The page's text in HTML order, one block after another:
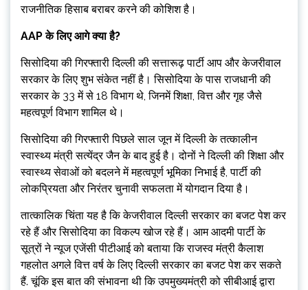
राजनीतिक हिसाब बराबर करने की कोशिश है।
AAP के लिए आगे क्या है?
सिसोदिया की गिरफ्तारी दिल्ली की सत्तारूढ़ पार्टी आप और केजरीवाल
सरकार के लिए शुभ संकेत नहीं है। सिसोदिया के पास राजधानी की
सरकार के 33 में से 18 विभाग थे, जिनमें शिक्षा, वित्त और गृह जैसे
महत्वपूर्ण विभाग शामिल थे।
सिसोदिया की गिरफ्तारी पिछले साल जून में दिल्ली के तत्कालीन
स्वास्थ्य मंत्री सत्येंद्र जैन के बाद हुई है। दोनों ने दिल्ली की शिक्षा और
स्वास्थ्य सेवाओं को बदलने में महत्वपूर्ण भूमिका निभाई है, पार्टी की
लोकप्रियता और निरंतर चुनावी सफलता में योगदान दिया है।
तात्कालिक चिंता यह है कि केजरीवाल दिल्ली सरकार का बजट पेश कर
रहे हैं और सिसोदिया का विकल्प खोज रहे हैं। आम आदमी पार्टी के
सूत्रों ने न्यूज एजेंसी पीटीआई को बताया कि राजस्व मंत्री कैलाश
गहलोत अगले वित्त वर्ष के लिए दिल्ली सरकार का बजट पेश कर सकते
हैं. चूंकि इस बात की संभावना थी कि उपमुख्यमंत्री को सीबीआई द्वारा